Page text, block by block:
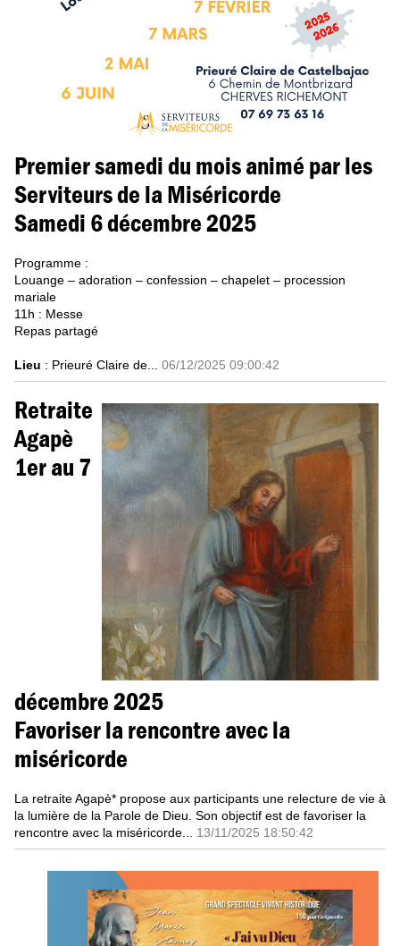
Premier samedi du mois animé par les
Serviteurs de la Miséricorde
Samedi 6 décembre 2025
Programme :
Louange – adoration – confession – chapelet – procession
mariale
11h : Messe
Repas partagé
Lieu : Prieuré Claire de... 06/12/2025 09:00:42
Retraite
Agapè
1er au 7
décembre 2025
Favoriser la rencontre avec la
miséricorde
La retraite Agapè* propose aux participants une relecture de vie à
la lumière de la Parole de Dieu. Son objectif est de favoriser la
rencontre avec la miséricorde...
13/11/2025 18:50:42